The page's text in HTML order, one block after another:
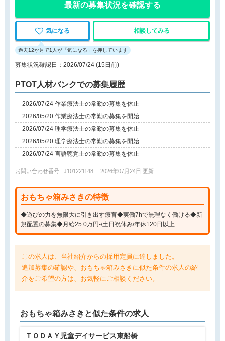
最新の募集状況を確認する
気になる 相談してみる
過去12か月で1人が「気になる」を押しています
募集状況確認日：2026/07/24 (15日前)
PTOT人材バンクでの募集履歴
2026/07/24 作業療法士の常勤の募集を休止
2026/05/20 作業療法士の常勤の募集を開始
2026/07/24 理学療法士の常勤の募集を休止
2026/05/20 理学療法士の常勤の募集を開始
2026/07/24 言語聴覚士の常勤の募集を休止
お問い合わせ番号 : J101221148 2026年07月24日 更新
おもちゃ箱みさきの特徴
◆遊びの力を無限大に引き出す療育◆実働7hで無理なく働ける◆新
規配置の募集◆月給25.0万円-/土日祝休み/年休120日以上
この求人は、当社紹介からの採用定員に達しました。
追加募集の確認や、おもちゃ箱みさきに似た条件の求人の紹
介をご希望の方は、お気軽にご相談ください。
おもちゃ箱みさきと似た条件の求人
ＴＯＤＡＹ児童デイサービス東船橋